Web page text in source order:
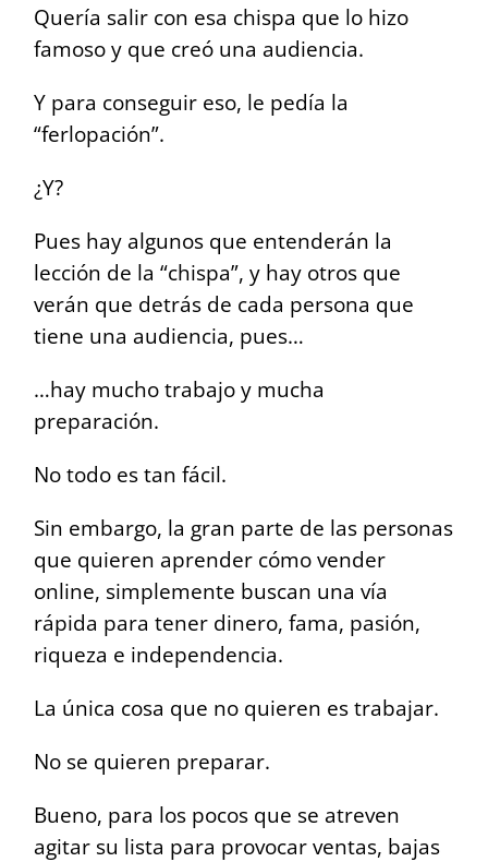
Quería salir con esa chispa que lo hizo
famoso y que creó una audiencia.
Y para conseguir eso, le pedía la
“ferlopación”.
¿Y?
Pues hay algunos que entenderán la
lección de la “chispa”, y hay otros que
verán que detrás de cada persona que
tiene una audiencia, pues…
…hay mucho trabajo y mucha
preparación.
No todo es tan fácil.
Sin embargo, la gran parte de las personas
que quieren aprender cómo vender
online, simplemente buscan una vía
rápida para tener dinero, fama, pasión,
riqueza e independencia.
La única cosa que no quieren es trabajar.
No se quieren preparar.
Bueno, para los pocos que se atreven
agitar su lista para provocar ventas, bajas